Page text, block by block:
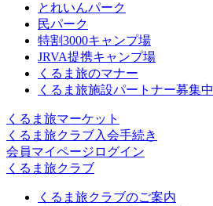
とれいんパーク
民パーク
特割3000キャンプ場
JRVA提携キャンプ場
くるま旅のマナー
くるま旅施設パートナー募集中
くるま旅マーケット
くるま旅クラブ入会手続き
会員マイページログイン
くるま旅クラブ
くるま旅クラブのご案内